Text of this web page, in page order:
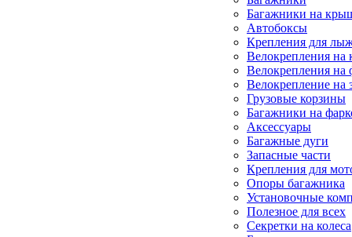
Багажники на
Автобоксы
Крепления для
Велокрепления
Велокрепления на
Велокрепление на
Грузовые корзины
Багажники на
Аксессуары
Багажные дуги
Запасные части
Крепления для
Опоры багажника
Установочные
Полезное для всех
Секретки на колеса